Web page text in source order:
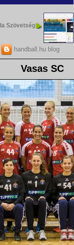
Szövetség
handball.hu blog
Vasas SC